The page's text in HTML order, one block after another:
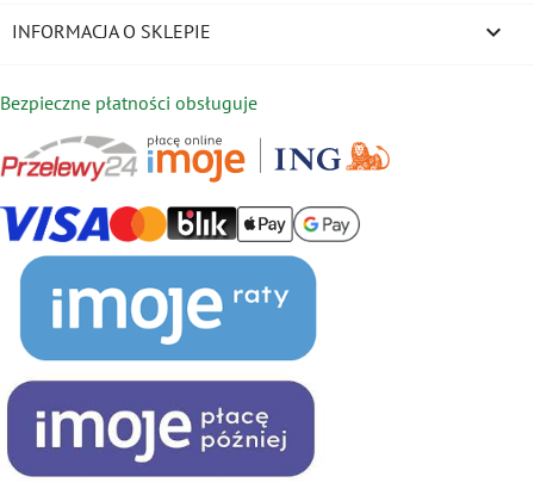
INFORMACJA O SKLEPIE keyboard_arrow_down
Bezpieczne płatności obsługuje